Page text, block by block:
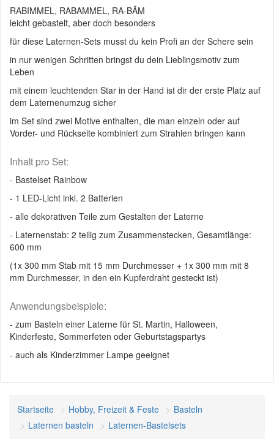
RABIMMEL, RABAMMEL, RA-BÄM
leicht gebastelt, aber doch besonders
für diese Laternen-Sets musst du kein Profi an der Schere sein
in nur wenigen Schritten bringst du dein Lieblingsmotiv zum
Leben
mit einem leuchtenden Star in der Hand ist dir der erste Platz auf
dem Laternenumzug sicher
im Set sind zwei Motive enthalten, die man einzeln oder auf
Vorder- und Rückseite kombiniert zum Strahlen bringen kann
Inhalt pro Set:
- Bastelset Rainbow
- 1 LED-Licht inkl. 2 Batterien
- alle dekorativen Teile zum Gestalten der Laterne
- Laternenstab: 2 teilig zum Zusammenstecken, Gesamtlänge:
600 mm
(1x 300 mm Stab mit 15 mm Durchmesser + 1x 300 mm mit 8
mm Durchmesser, in den ein Kupferdraht gesteckt ist)
Anwendungsbeispiele:
- zum Basteln einer Laterne für St. Martin, Halloween,
Kinderfeste, Sommerfeten oder Geburtstagspartys
- auch als Kinderzimmer Lampe geeignet
Startseite Hobby, Freizeit & Feste
Basteln
Laternen basteln
Laternen-Bastelsets